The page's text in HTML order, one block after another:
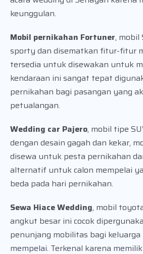
keunggulan.
Mobil pernikahan Fortuner, mobil
sporty dan disematkan fitur-fitur
tersedia untuk disewakan untuk
kendaraan ini sangat tepat
pernikahan bagi pasangan yang
petualangan.
Wedding car Pajero, mobil tipe
dengan desain gagah dan kekar,
disewa untuk pesta pernikahan
alternatif untuk calon mempelai
beda pada hari pernikahan.
Sewa Hiace Wedding, mobil
angkut besar ini cocok
penunjang mobilitas bagi keluarga
mempelai. Terkenal karena